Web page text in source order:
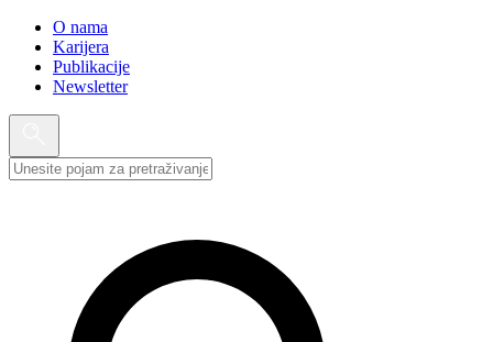
O nama
Karijera
Publikacije
Newsletter